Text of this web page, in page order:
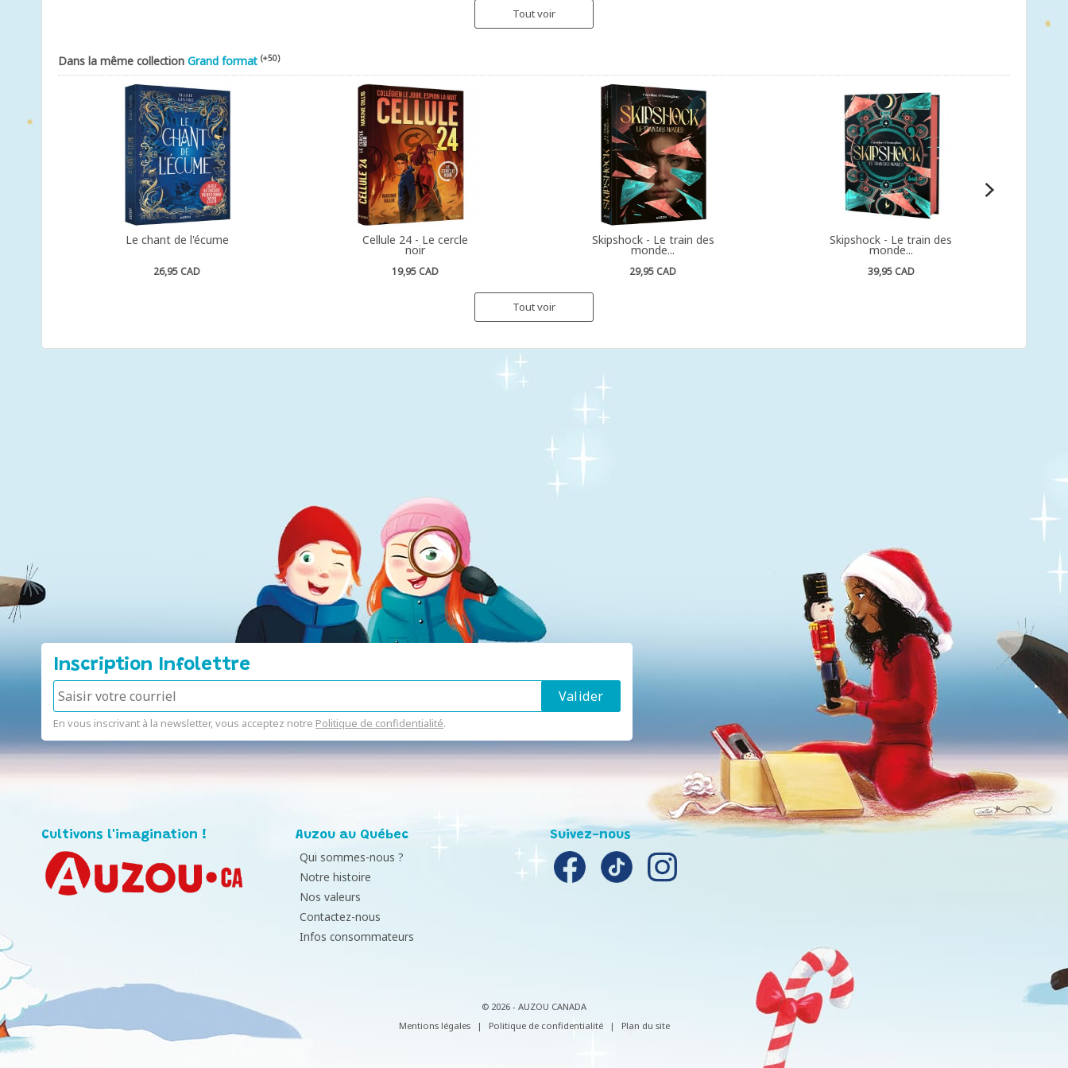
Tout voir
Dans la même collection Grand format (+50)
Le chant de l'écume
26,95 CAD
Cellule 24 - Le cercle
noir
19,95 CAD
Skipshock - Le train des
monde...
29,95 CAD
Skipshock - Le train des
monde...
39,95 CAD
Tout voir
Inscription Infolettre
En vous inscrivant à la newsletter, vous acceptez notre Politique de confidentialité.
Cultivons l'imagination ! Auzou au Québec
Qui sommes-nous ?
Notre histoire
Nos valeurs
Contactez-nous
Infos consommateurs
Suivez-nous
© 2026 - AUZOU CANADA
Mentions légales
| Politique de confidentialité | Plan du site